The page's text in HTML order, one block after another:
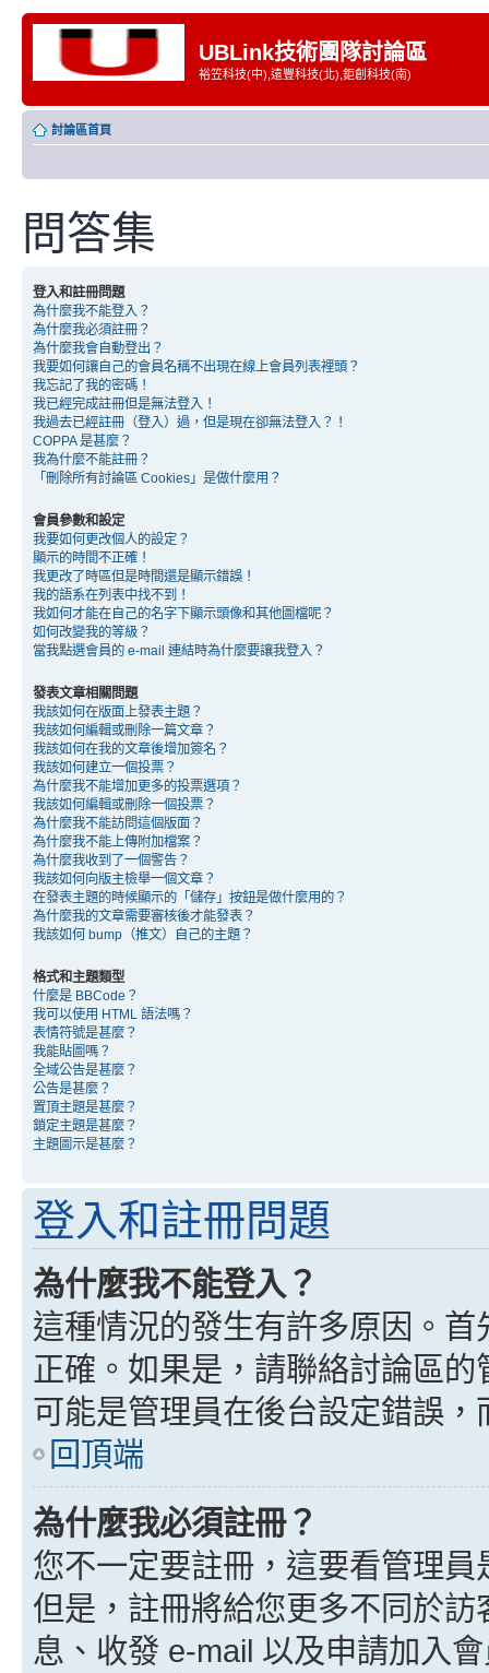
UBLink技術團隊討論區
裕笠科技(中),遠豐科技(北),鉅創科技(南)
討論區首頁
問答集
登入和註冊問題
為什麼我不能登入？
為什麼我必須註冊？
為什麼我會自動登出？
我要如何讓自己的會員名稱不出現在線上會員列表裡頭？
我忘記了我的密碼！
我已經完成註冊但是無法登入！
我過去已經註冊（登入）過，但是現在卻無法登入？！
COPPA 是甚麼？
我為什麼不能註冊？
「刪除所有討論區 Cookies」是做什麼用？
會員參數和設定
我要如何更改個人的設定？
顯示的時間不正確！
我更改了時區但是時間還是顯示錯誤！
我的語系在列表中找不到！
我如何才能在自己的名字下顯示頭像和其他圖檔呢？
如何改變我的等級？
當我點選會員的 e-mail 連結時為什麼要讓我登入？
發表文章相關問題
我該如何在版面上發表主題？
我該如何編輯或刪除一篇文章？
我該如何在我的文章後增加簽名？
我該如何建立一個投票？
為什麼我不能增加更多的投票選項？
我該如何編輯或刪除一個投票？
為什麼我不能訪問這個版面？
為什麼我不能上傳附加檔案？
為什麼我收到了一個警告？
我該如何向版主檢舉一個文章？
在發表主題的時候顯示的「儲存」按鈕是做什麼用的？
為什麼我的文章需要審核後才能發表？
我該如何 bump（推文）自己的主題？
格式和主題類型
什麼是 BBCode？
我可以使用 HTML 語法嗎？
表情符號是甚麼？
我能貼圖嗎？
全域公告是甚麼？
公告是甚麼？
置頂主題是甚麼？
鎖定主題是甚麼？
主題圖示是甚麼？
登入和註冊問題
為什麼我不能登入？
這種情況的發生有許多原因。
正確。如果是，請聯絡討論區
可能是管理員在後台設定錯誤
回頂端
為什麼我必須註冊？
您不一定要註冊，這要看管理
但是，註冊將給您更多不同於
息、收發 e-mail 以及申請加入